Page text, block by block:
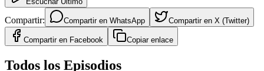
Compartir: Compartir en WhatsApp Compartir en X (Twitter)
Compartir en Facebook Copiar enlace
Todos los Episodios